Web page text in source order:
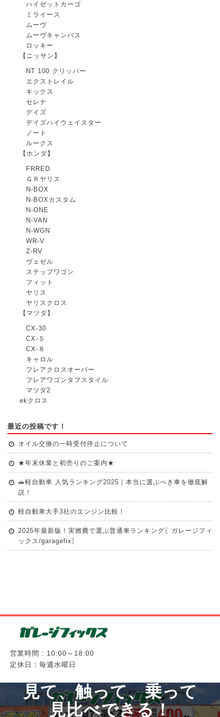
ハイゼットカーゴ
ミライース
ムーヴ
ムーヴキャンバス
ロッキー
【ニッサン】
NT 100 クリッパー
エクストレイル
キックス
セレナ
デイズ
デイズハイウェイスター
ノート
ルークス
【ホンダ】
FRRED
ＧＲヤリス
N-BOX
N-BOXカスタム
N-ONE
N-VAN
N-WGN
WR-V
Z-RV
ヴェゼル
ステップワゴン
フィット
ヤリス
ヤリスクロス
【マツダ】
CX-30
CX-５
CX-８
キャロル
フレアクロスオーバー
フレアワゴンタフスタイル
マツダ2
ekクロス
最近の投稿です！
オイル交換の一時受付停止について
★年末休業と初売りのご案内★
🚗軽自動車 人気ランキング2025｜本当に選ぶべき車を徹底解
説！
軽自動車大手3社のエンジン比較！
2025年最新版！実燃費で選ぶ普通車ランキング〖ガレージフィ
ックス/garagefix〗
営業時間 : 10:00～18:00
定休日：毎週水曜日
見て、触って、乗って
見比べできる！